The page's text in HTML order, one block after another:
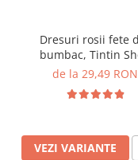
Dresuri rosii fete
bumbac, Tintin
de la 29,49 RON
VEZI VARIANTE